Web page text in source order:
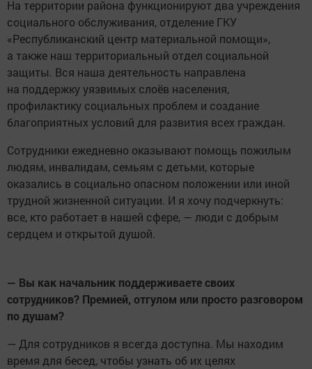
На территории района функционируют два учреждения
социального обслуживания, отделение ГКУ
«Республиканский центр материальной помощи»,
а также наш территориальный отдел социальной
защиты. Вся наша деятельность направлена
на поддержку уязвимых слоёв населения,
профилактику социальных проблем и создание
благоприятных условий для развития всех граждан.
Сотрудники ежедневно оказывают помощь пожилым
людям, инвалидам, семьям с детьми, которые
оказались в социально опасном положении или иной
трудной жизненной ситуации. И я хочу подчеркнуть:
все, кто работает в нашей сфере, — люди с добрым
сердцем и открытой душой.
— Вы как начальник поддерживаете своих
сотрудников? Премией, отгулом или просто разговором
по душам?
— Для сотрудников я всегда доступна. Мы находим
время для бесед, чтобы узнать об их целях